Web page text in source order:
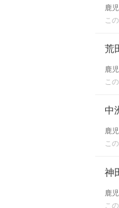
鹿
こ
荒
鹿
こ
中
鹿
こ
神
鹿
こ